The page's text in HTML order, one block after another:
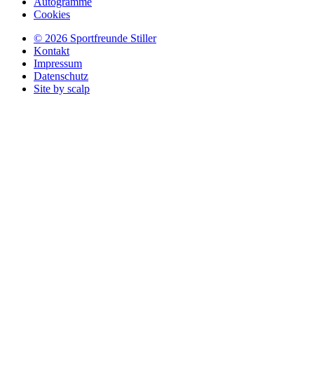
Cookies
© 2026 Sportfreunde Stiller
Kontakt
Impressum
Datenschutz
Site by scalp